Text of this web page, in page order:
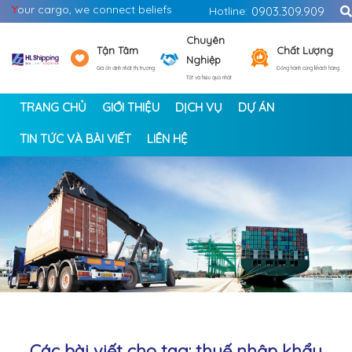
Your cargo, we connect beliefs Hotline: 0903.309.909
Tận Tâm
Giá ổn định nhất thị trường
Chuyên
Nghiệp
Tốt và hiệu quả nhất
Chất Lượng
Đồng hành cùng khách hàng
TRANG CHỦ GIỚI THIỆU DỊCH VỤ DỰ ÁN
TIN TỨC VÀ BÀI VIẾT LIÊN HỆ
< >